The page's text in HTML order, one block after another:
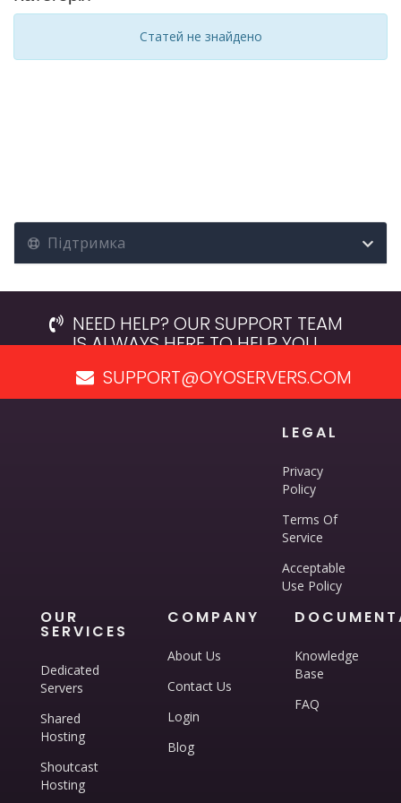
Статей не знайдено
Підтримка
NEED HELP? OUR SUPPORT TEAM
IS ALWAYS HERE TO HELP YOU.
SUPPORT@OYOSERVERS.COM
LEGAL
Privacy
Policy
Terms Of
Service
Acceptable
Use Policy
OUR
SERVICES
Dedicated
Servers
Shared
Hosting
Shoutcast
Hosting
COMPANY
About Us
Contact Us
Login
Blog
Knowledge
Base
FAQ